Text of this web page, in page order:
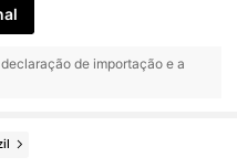
de importação e a